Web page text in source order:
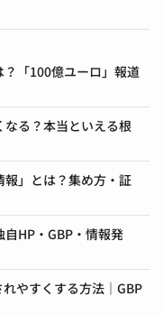
「100億ユーロ」報道
る？本当といえる根
」とは？集め方・証
HP・GBP・情報発
やすくする方法｜GBP